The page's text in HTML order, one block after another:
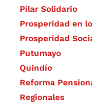
Pilar Solidario
Prosperidad en
Prosperidad
Putumayo
Quindío
Reforma
Regionales